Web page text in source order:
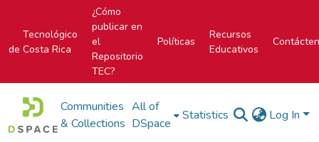
Tecnológico
de Costa Rica
¿Cómo
publicar en
el
Repositorio
TEC?
Políticas
Recursos
Educativos
Communities
& Collections
All of
DSpace
Statistics Log In